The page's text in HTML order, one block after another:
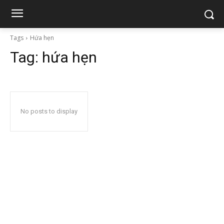
Tags Hứa hẹn
Tag: hứa hẹn
No posts to display